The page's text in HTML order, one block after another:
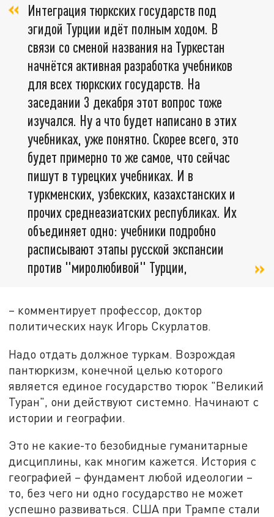
Интеграция тюркских государств под
эгидой Турции идёт полным ходом. В
связи со сменой названия на Туркестан
начнётся активная разработка учебников
для всех тюркских государств. На
заседании 3 декабря этот вопрос тоже
изучался. Ну а что будет написано в этих
учебниках, уже понятно. Скорее всего, это
будет примерно то же самое, что сейчас
пишут в турецких учебниках. И в
туркменских, узбекских, казахстанских и
прочих среднеазиатских республиках. Их
объединяет одно: учебники подробно
расписывают этапы русской экспансии
против "миролюбивой" Турции,
– комментирует профессор, доктор
политических наук Игорь Скурлатов.
Надо отдать должное туркам. Возрождая
пантюркизм, конечной целью которого
является единое государство тюрок "Великий
Туран", они действуют системно. Начинают с
истории и географии.
Это не какие-то безобидные гуманитарные
дисциплины, как многим кажется. История с
географией – фундамент любой идеологии –
то, без чего ни одно государство не может
успешно развиваться. США при Трампе стали